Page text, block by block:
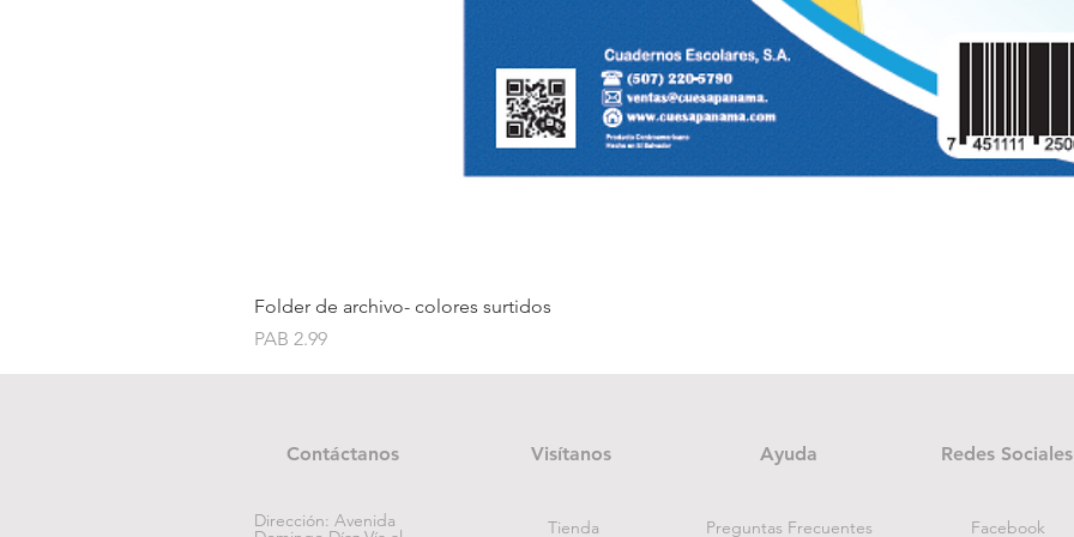
Folder de archivo- colores surtidos
Price
PAB 2.99
Contáctanos Visítanos Ayuda Redes Sociales
Dirección: Avenida Tienda Preguntas Frecuentes Facebook